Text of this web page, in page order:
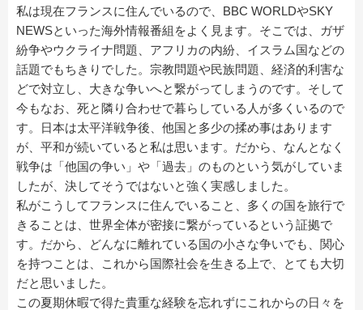
私は現在フランスに住んでいるので、BBC WORLDやSKY
NEWSといった海外情報番組をよく見ます。そこでは、ガザ
紛争やウクライナ問題、アフリカの内紛、イスラム国などの
話題でもちきりでした。宗教問題や民族問題、経済的利害な
どで対立し、大きな争いへと繋がってしまうのです。そして
今もなお、死と隣り合わせで暮らしている人が多くいるので
す。日本は太平洋戦争後、他国と多少の揉め事はあります
が、平和が続いていると私は思います。だから、なんとなく
戦争は「他国の争い」や「過去」のものという気がしていま
したが、決してそうではないと強く実感しました。
私がこうしてフランスに住んでいること、多くの国を旅行で
きることは、世界全体が密接に繋がっているという証拠で
す。だから、どんなに離れている国の小さな争いでも、関心
を持つことは、これから国際社会を生きる上で、とても大切
だと思いました。
この夏期休暇で得た貴重な経験を忘れずにこれからの日々を